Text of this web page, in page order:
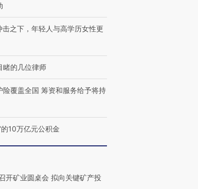
击之下，年轻人与高学历女性更
睹的几位律师
险覆盖全国 筹资和服务给予将持
的10万亿元公积金
开矿业圆桌会 拟向关键矿产投